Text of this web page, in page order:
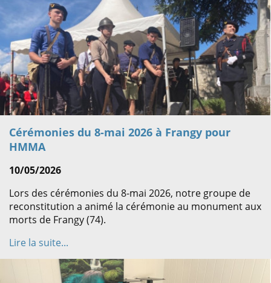
Cérémonies du 8-mai 2026 à Frangy pour
HMMA
10/05/2026
Lors des cérémonies du 8-mai 2026, notre groupe de
reconstitution a animé la cérémonie au monument aux
morts de Frangy (74).
Lire la suite...